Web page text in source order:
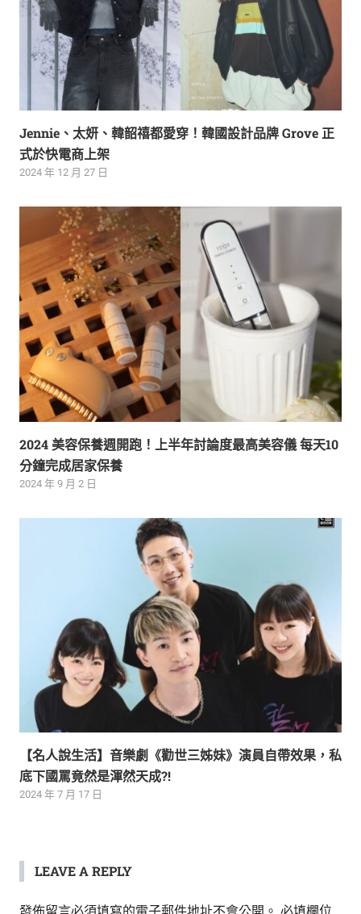
Jennie、太妍、韓韶禧都愛穿！韓國設計品牌 Grove 正
式於快電商上架
2024 年 12 月 27 日
2024 美容保養週開跑！上半年討論度最高美容儀 每天10
分鐘完成居家保養
2024 年 9 月 2 日
【名人說生活】音樂劇《勸世三姊妹》演員自帶效果，私
底下國罵竟然是渾然天成?!
2024 年 7 月 17 日
LEAVE A REPLY